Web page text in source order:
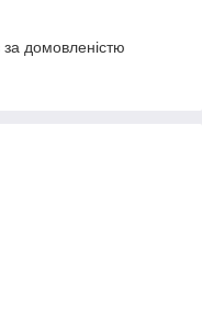
домовленістю